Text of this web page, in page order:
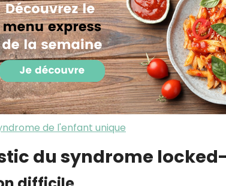
de l'enfant unique
du syndrome